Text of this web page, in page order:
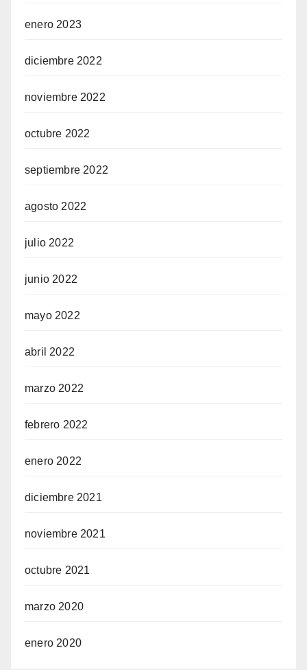
enero 2023
diciembre 2022
noviembre 2022
octubre 2022
septiembre 2022
agosto 2022
julio 2022
junio 2022
mayo 2022
abril 2022
marzo 2022
febrero 2022
enero 2022
diciembre 2021
noviembre 2021
octubre 2021
marzo 2020
enero 2020